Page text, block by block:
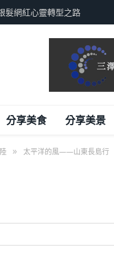
髮網紅心靈轉型之路
分享美食 分享美景
» 太平洋的風——山東長島行